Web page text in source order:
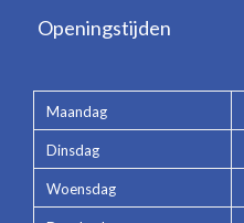
Openingstijden
Maandag
Dinsdag
Woensdag